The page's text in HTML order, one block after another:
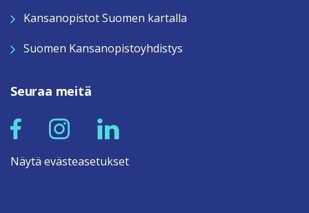
Kansanopistot Suomen kartalla
Suomen Kansanopistoyhdistys
Seuraa meitä
Näytä evästeasetukset